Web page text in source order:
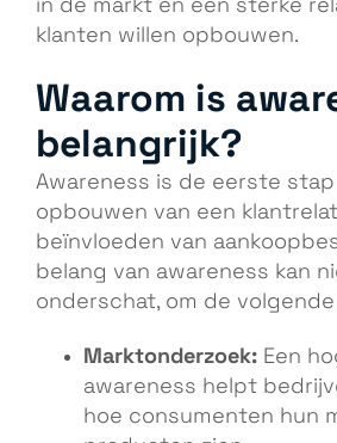
in de markt en een sterke
klanten willen opbouwen.
Waarom is
belangrijk?
Awareness is de eerste
opbouwen van een
beïnvloeden van
belang van awareness kan
onderschat, om de
Marktonderzoek: Een
awareness helpt
hoe consumenten hun